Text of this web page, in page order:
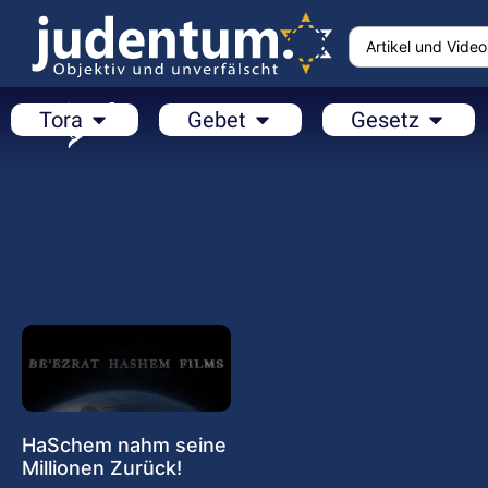
Tora Gebet Gesetz
HaSchem nahm seine
Millionen Zurück!